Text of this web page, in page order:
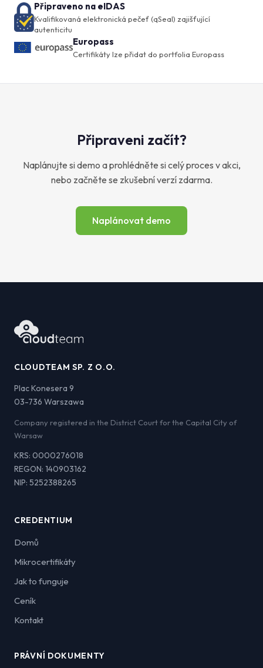
Připraveno na eIDAS
Kvalifikovaná elektronická pečeť (qSeal) zajišťující
autenticitu
Europass
Certifikáty lze přidat do portfolia Europass
Připraveni začít?
Naplánujte si demo a prohlédněte si celý proces v akci,
nebo začněte se zkušební verzí zdarma.
Naplánovat demo
CLOUDTEAM SP. Z O.O.
Plac Konesera 9
03-736 Warszawa
Company registered in the District Court for the Capital City of
Warsaw
KRS: 0000276018
REGON: 140903162
NIP: 5252388265
CREDENTIUM
Domů
Mikrocertifikáty
Jak to funguje
Ceník
Kontakt
PRÁVNÍ DOKUMENTY